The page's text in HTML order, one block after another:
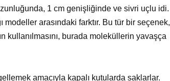
1 cm genişliğinde ve sivri uçlu idi.
arasındaki farktır. Bu tür bir seçenek,
kullanılmasını, burada moleküllerin yavaşça
amacıyla kapalı kutularda saklarlar.